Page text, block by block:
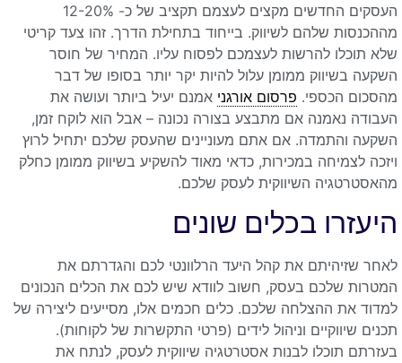
העסקים החדשים מקצים לעצמם תקציב של כ- 12-20%
מההכנסות שלהם לשיווק. בייחוד בתחילת הדרך. זהו צעד קריטי
שלא תוכלו להרשות לעצמכם לפסוח עליו. המחיר של חוסר
השקעה בשיווק ממומן עלול להיות יקר יותר בסופו של דבר
מהסכום הכספי. פרסום אורגני אמנם יעיל ביותר ועושה את
העבודה נאמנה אם מתבצע בצורה נכונה – אבל הוא לוקח זמן,
השקעה והתמדה. אם אתם מעוניינים שהעסק שלכם יתחיל לרוץ
ויזכה לצמיחה במכירות, כדאי מאוד להשקיע בשיווק ממומן כחלק
מהאסטרטגיה השיווקית לעסק שלכם.
היעזרו בכלים שונים
לאחר שזיהיתם את קהל היעד הרלוונטי לכם והגדרתם את
המטרות שלכם בעסק, חשוב לוודא שיש לכם את הכלים הנכונים
למדוד את ההצלחה שלכם. כלים חכמים אלו, מסייעים ליצירה של
תכנים שיווקיים וניהול לידים (פרטי התקשרות של לקוחות).
בעזרתם תוכלו לבנות אסטרטגיה שיווקית לעסק, לנתח את